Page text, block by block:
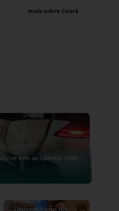
mais sobre Ceará
em acidente com
Hospital
Universitário do